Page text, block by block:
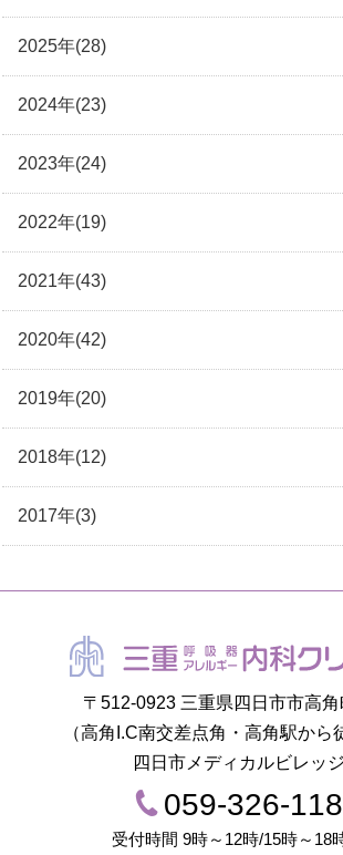
2025年(28)
2024年(23)
2023年(24)
2022年(19)
2021年(43)
2020年(42)
2019年(20)
2018年(12)
2017年(3)
〒512-0923 三重県四日市市高
（高角I.C南交差点角・高角駅から
四日市メディカルビレッ
059-326-
受付時間 9時～12時/15時～18